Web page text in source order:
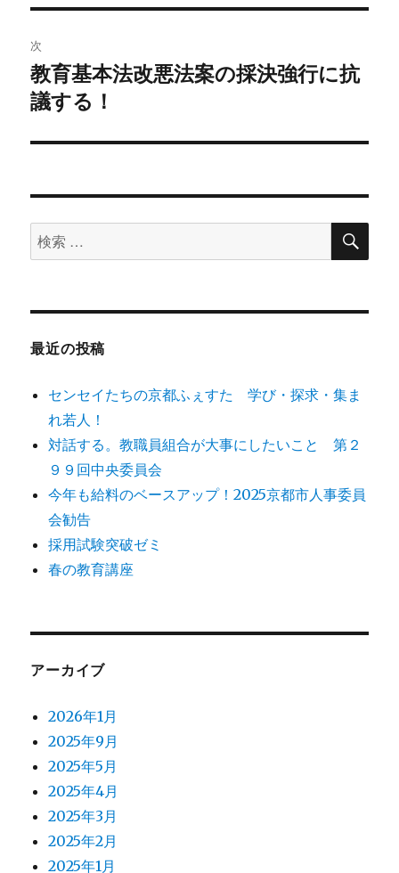
ビ
ゲ
ー
シ
ン
の
投
稿:
次
次
の
稿:
教育基本法改悪法案の採決強行に抗
議する！
検
索
象:
検
最近の投稿
センセイたちの京都ふぇすた 学び・探求・集ま
れ若人！
対話する。教職員組合が大事にしたいこと 第２
９９回中央委員会
今年も給料のベースアップ！2025京都市人事委員
会勧告
採用試験突破ゼミ
春の教育講座
アーカイブ
2026年1月
2025年9月
2025年5月
2025年4月
2025年3月
2025年2月
2025年1月